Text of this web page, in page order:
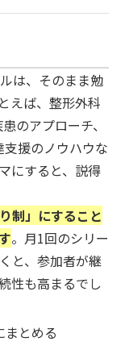
は、そのまま勉
えば、整形外科
のアプローチ、
援のノウハウな
にすると、説得
制」にすること
。月1回のシリー
と、参加者が継
性も高まるでし
とめる